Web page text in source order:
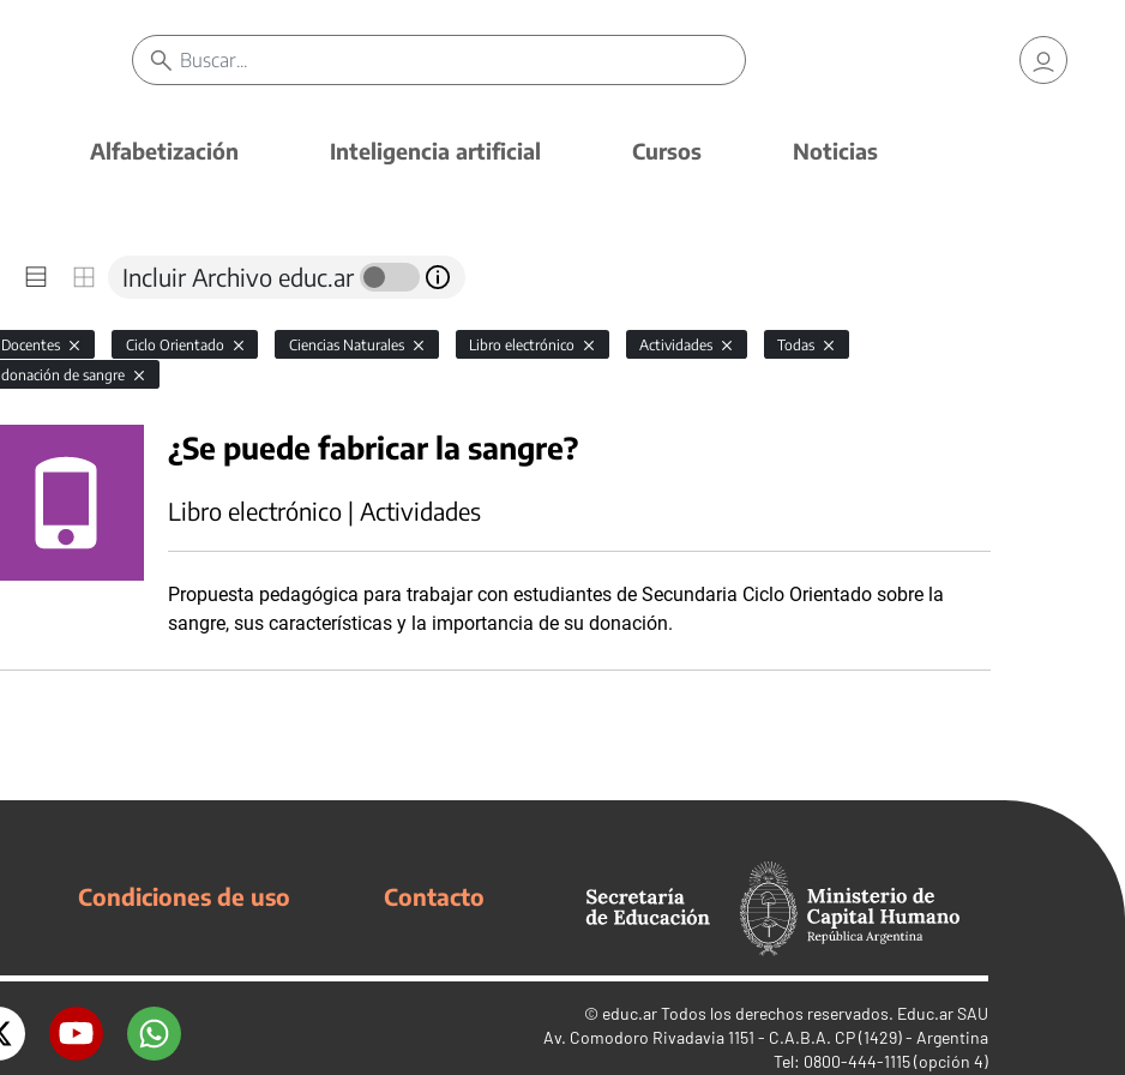
Alfabetización Inteligencia artificial Cursos Noticias
Incluir Archivo educ.ar
Docentes Ciclo Orientado Ciencias Naturales Libro electrónico Actividades
Todas
donación de sangre
¿Se puede fabricar la sangre?
Libro electrónico | Actividades
Propuesta pedagógica para trabajar con estudiantes de Secundaria Ciclo Orientado sobre la
sangre, sus características y la importancia de su donación.
Condiciones de uso Contacto
© educ.arTodos los derechos reservados. Educ.ar SAU
Av. Comodoro Rivadavia 1151 - C.A.B.A. CP (1429) - Argentina
Tel: 0800-444-1115 (opción 4)